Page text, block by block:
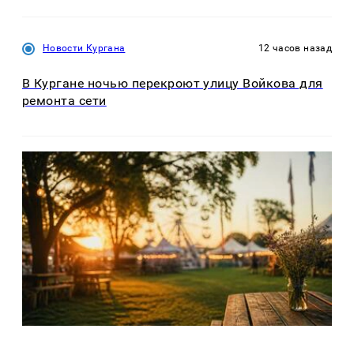
Новости Кургана 12 часов назад
В Кургане ночью перекроют улицу Войкова для
ремонта сети